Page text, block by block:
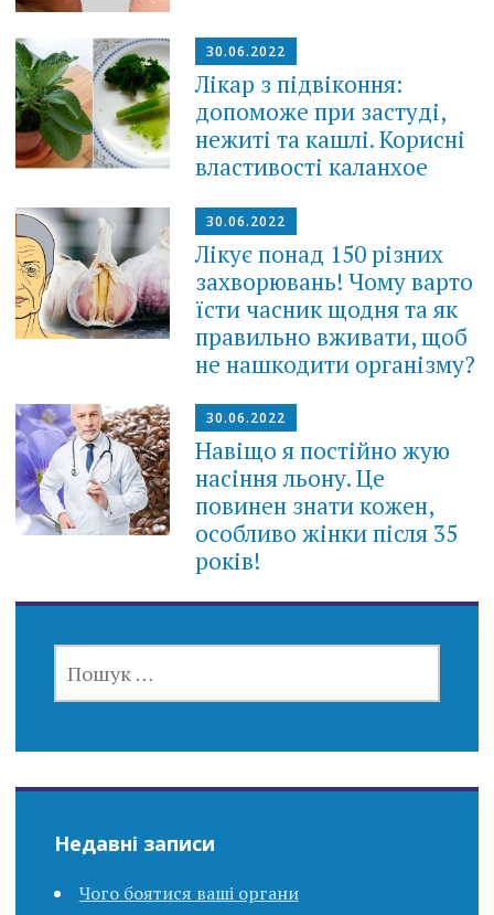
30.06.2022
Лікар з підвіконня:
допоможе при застуді,
нежиті та кашлі. Корисні
властивості каланхое
30.06.2022
Лікує понад 150 різних
захворювань! Чому варто
їсти часник щодня та як
правильно вживати, щоб
не нашкодити організму?
30.06.2022
Навіщо я постійно жую
насіння льону. Це
повинен знати кожен,
особливо жінки після 35
років!
Недавні записи
Чого боятися ваші органи